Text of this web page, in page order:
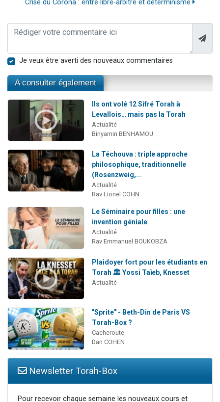
Crise du Corona : entre libre-arbitre et déterminisme
Je veux être averti des nouveaux commentaires
A consulter également
Ils ont volé 12 Sifré Torah à
Levallois… mais pas la Torah
Actualité
Binyamin BENHAMOU
La Téchouva : triple approche
philosophique, traditionnelle
(Rosenzweig,...
Actualité
Rav Lionel COHN
Le Séminaire pour filles : une
invention géniale
Actualité
Rav Emmanuel BOUKOBZA
Plaidoyer fort pour les étudiants en
Torah 🏛️ Yossi Taïeb, Knesset
Actualité
"Sprite" - Beth-Din de Paris VS
Torah-Box ?
Cacheroute
Dan COHEN
Newsletter Torah-Box
Pour recevoir chaque semaine les nouveaux cours et